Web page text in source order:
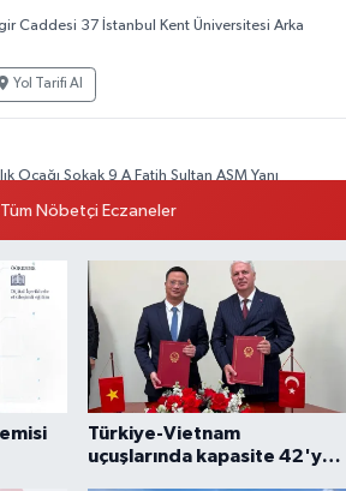
Caddesi 37 İstanbul Kent Üniversitesi Arka
Yol Tarifi Al
Ocağı Sokak 9 A Fatih Sultan ASM Yanı
Yol Tarifi Al
Tüm Nöbetçi Eczaneler
Türkiye-Vietnam
uçuşlarında kapasite 42'ye